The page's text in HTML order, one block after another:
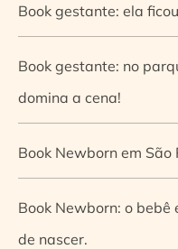
Book gestante: ela
Book gestante: no
domina a cena!
Book Newborn em São
Book Newborn: o bebê
de nascer.